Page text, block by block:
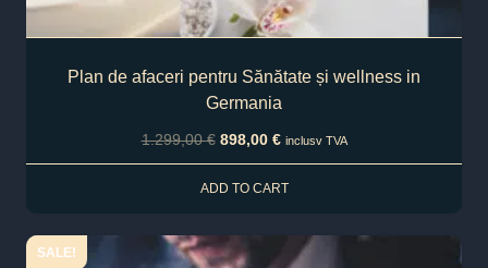
Plan de afaceri pentru Sănătate și wellness in
Germania
1.299,00€ 898,00 € inclusv TVA
ADD TO CART
SALE!